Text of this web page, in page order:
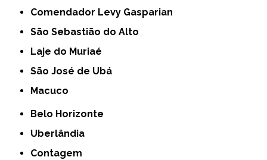
Comendador Levy Gasparian
São Sebastião do Alto
Laje do Muriaé
São José de Ubá
Macuco
Belo Horizonte
Uberlândia
Contagem